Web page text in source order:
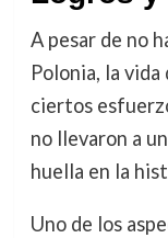
A pesar de no
Polonia, la
ciertos
no llevaron a
huella en la
Uno de los